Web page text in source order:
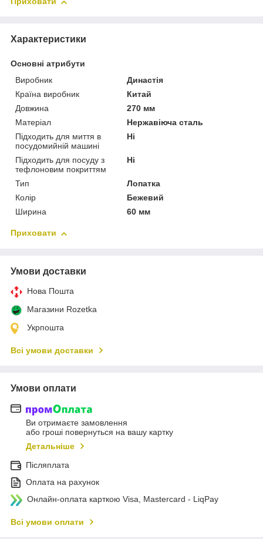
Характеристики
Основні атрибути
Виробник
Династія
Країна виробник
Китай
Довжина
270 мм
Матеріал
Нержавіюча сталь
Підходить для миття в
посудомийній машині
Ні
Підходить для посуду з
тефлоновим покриттям
Ні
Тип
Лопатка
Колір
Бежевий
Ширина
60 мм
Приховати
Умови доставки
Нова Пошта
Магазини Rozetka
Укрпошта
Всі умови доставки
Умови оплати
Ви отримаєте замовлення
або гроші повернуться на вашу картку
Детальніше
Післяплата
Оплата на рахунок
Онлайн-оплата карткою Visa, Mastercard - LiqPay
Всі умови оплати